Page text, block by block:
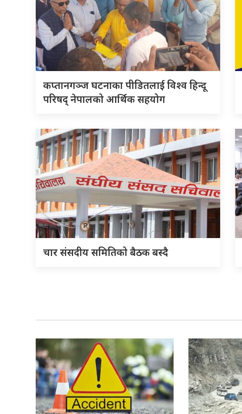
कप्तानगञ्ज घटनाका पीडितलाई विश्व हिन्दू
परिषद् नेपालको आर्थिक सहयोग
चार संसदीय समितिको बैठक बस्दै